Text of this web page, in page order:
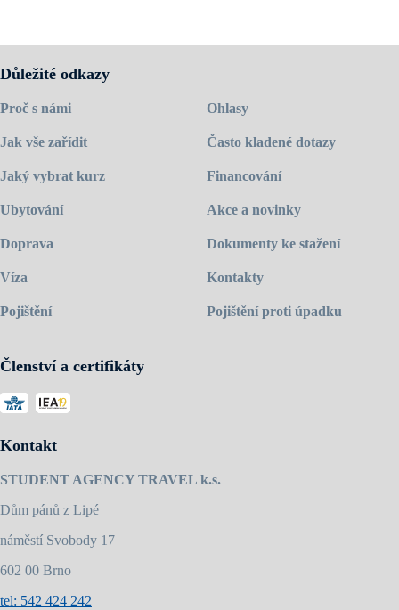
Navštivte domovskou stránku školy
Důležité odkazy
Proč s námi
Jak vše zařídit
Jaký vybrat kurz
Ubytování
Doprava
Víza
Pojištění
Ohlasy
Často kladené dotazy
Financování
Akce a novinky
Dokumenty ke stažení
Kontakty
Pojištění proti úpadku
Členství a certifikáty
Kontakt
STUDENT AGENCY TRAVEL k.s.
Dům pánů z Lipé
náměstí Svobody 17
602 00 Brno
tel: 542 424 242